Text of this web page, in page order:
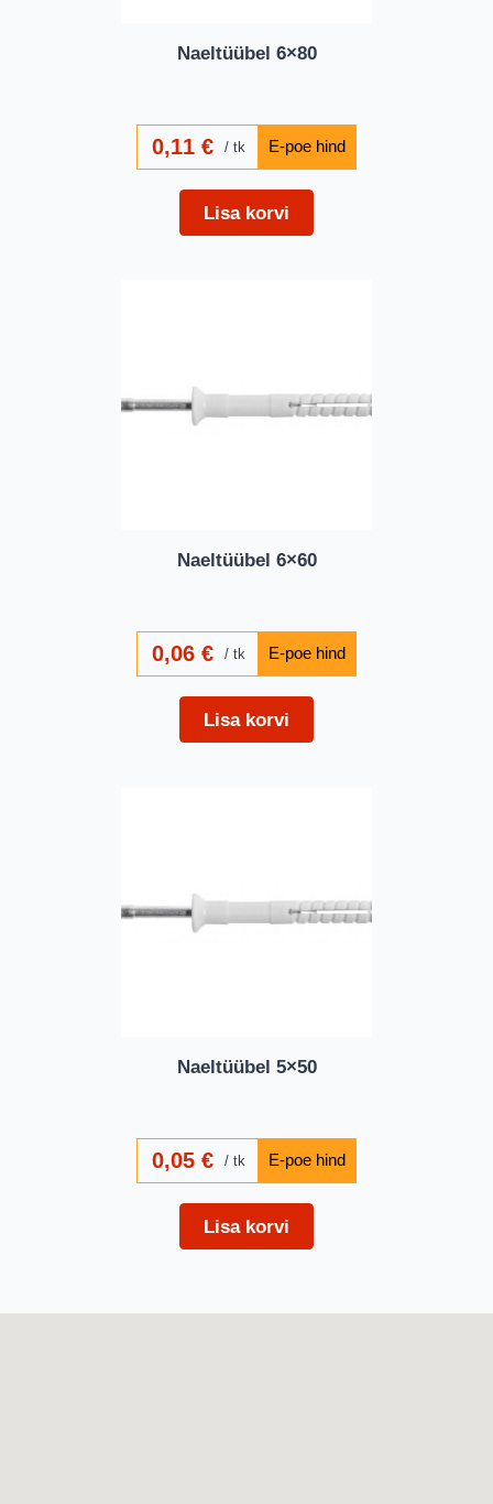
Naeltüübel 6×80
0,11€ tk
Lisa korvi
Naeltüübel 6×60
0,06€ tk
Lisa korvi
Naeltüübel 5×50
0,05€ tk
Lisa korvi